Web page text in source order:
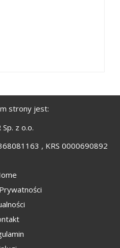
strony jest:
Sp. z o.o.
, KRS 0000690892